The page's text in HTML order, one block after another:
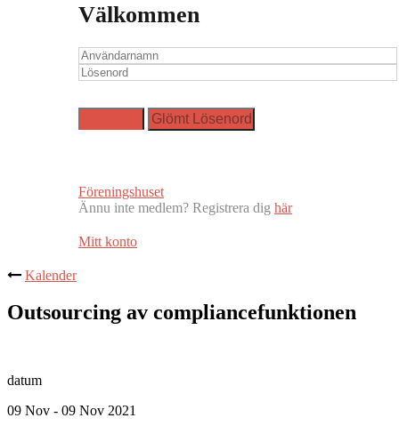
Välkommen
Föreningshuset
Ännu inte medlem? Registrera dig här
Mitt konto
Kalender
Outsourcing av compliancefunktionen
datum
09 Nov - 09 Nov 2021